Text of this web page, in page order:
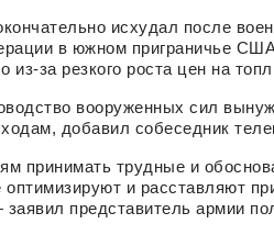
исхудал после
в южном приграничье
за резкого роста цен на
вооруженных сил
добавил собеседник
принимать трудные и
и расставляют
представитель армии